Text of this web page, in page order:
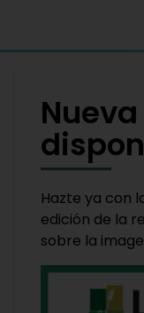
Hazte ya con
edición de la
sobre la